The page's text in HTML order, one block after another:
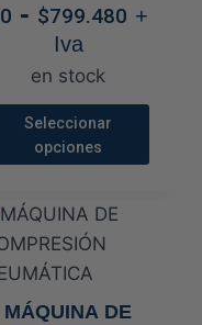
elegir
en
la
página
de
producto
0 - $799.480
hasta
+
Iva
en stock
Seleccionar
opciones
producto
tiene
múltiples
MÁQUINA DE